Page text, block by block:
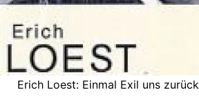
Erich Loest: Einmal Exil uns zurück